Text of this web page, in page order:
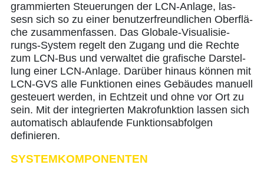
gram­mier­ten Steue­run­gen der LCN-Anla­ge, las­
sesn sich so zu einer benut­zer­freund­li­chen Ober­flä­
che zusam­men­fas­sen. Das Glo­ba­le-Visua­li­sie­
rungs-Sys­tem regelt den Zugang und die Rech­te
zum LCN-Bus und ver­wal­tet die gra­fi­sche Dar­stel­
lung einer LCN-Anla­ge. Dar­über hin­aus kön­nen mit
LCN-GVS alle Funk­tio­nen eines Gebäu­des manu­ell
gesteu­ert wer­den, in Echt­zeit und ohne vor Ort zu
sein. Mit der inte­grier­ten Makro­funk­ti­on las­sen sich
auto­ma­tisch ablau­fen­de Funk­ti­ons­ab­fol­gen
definieren.
SYSTEMKOMPONENTEN